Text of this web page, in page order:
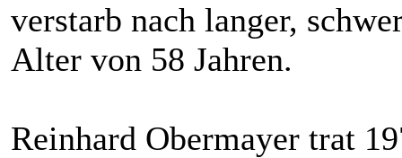
verstarb nach langer,
Alter von 58 Jahren.
Reinhard Obermayer trat